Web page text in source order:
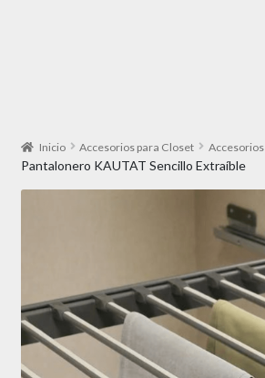
Inicio Accesorios para Closet Accesorios
Pantalonero KAUTAT Sencillo Extraíble